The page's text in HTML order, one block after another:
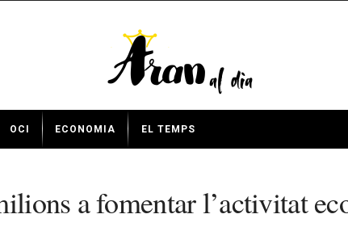
OCI ECONOMIA EL TEMPS
a fomentar l’activitat